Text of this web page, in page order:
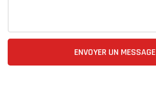
ENVOYER UN MESSAGE